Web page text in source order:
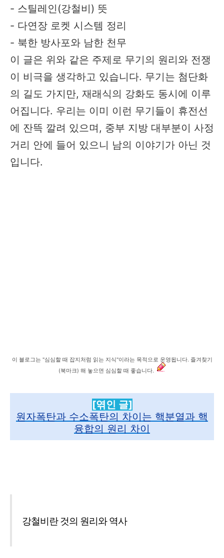
- 스틸레인(강철비) 뜻
- 다연장 로켓 시스템 정리
- 북한 방사포와 남한 천무
이 글은 위와 같은 주제로 무기의 원리와 전쟁
이 비극을 생각하고 있습니다. 무기는 첨단화
의 길도 가지만, 재래식의 강화도 동시에 이루
어집니다. 우리는 이미 이런 무기들이 휴전선
에 잔뜩 깔려 있으며, 중부 지방 대부분이 사정
거리 안에 들어 있으니 남의 이야기가 아닌 것
입니다.
이 블로그는 "심심할 때 잡지처럼 읽는 지식"이라는 목적으로 운영됩니다. 즐겨찾기
(북마크) 해 놓으면 심심할 때 좋습니다.
[엮인 글]
원자폭탄과 수소폭탄의 차이는 핵분열과 핵
융합의 원리 차이
강철비란 것의 원리와 역사